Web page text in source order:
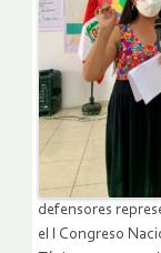
defensores
el I Congreso